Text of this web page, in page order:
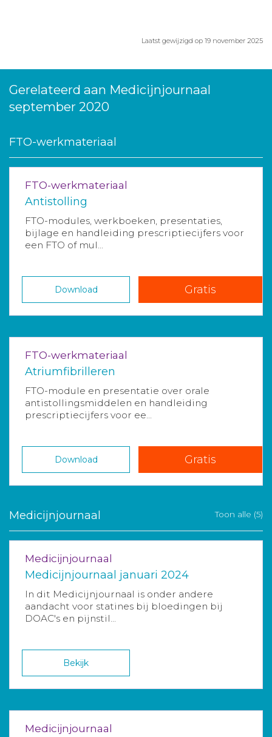
Laatst gewijzigd op 19 november 2025
Gerelateerd aan Medicijnjournaal
september 2020
FTO-werkmateriaal
FTO-werkmateriaal
Antistolling
FTO-modules, werkboeken, presentaties,
bijlage en handleiding prescriptiecijfers voor
een FTO of mul...
Download Gratis
FTO-werkmateriaal
Atriumfibrilleren
FTO-module en presentatie over orale
antistollingsmiddelen en handleiding
prescriptiecijfers voor ee...
Download Gratis
Medicijnjournaal Toon alle (5)
Medicijnjournaal
Medicijnjournaal januari 2024
In dit Medicijnjournaal is onder andere
aandacht voor statines bij bloedingen bij
DOAC's en pijnstil...
Bekijk
Medicijnjournaal